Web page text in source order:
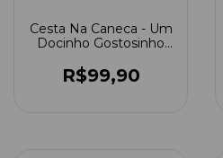
Cesta Na Caneca - Um
Docinho Gostosinho
R$99,90